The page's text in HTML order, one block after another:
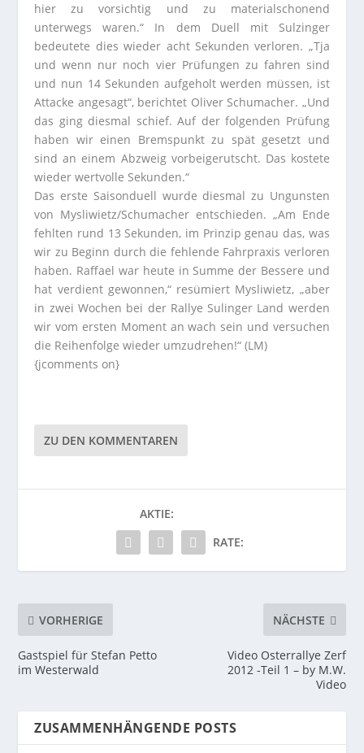
hier zu vorsichtig und zu materialschonend
unterwegs waren.“ In dem Duell mit Sulzinger
bedeutete dies wieder acht Sekunden verloren. „Tja
und wenn nur noch vier Prüfungen zu fahren sind
und nun 14 Sekunden aufgeholt werden müssen, ist
Attacke angesagt“, berichtet Oliver Schumacher. „Und
das ging diesmal schief. Auf der folgenden Prüfung
haben wir einen Bremspunkt zu spät gesetzt und
sind an einem Abzweig vorbeigerutscht. Das kostete
wieder wertvolle Sekunden.“
Das erste Saisonduell wurde diesmal zu Ungunsten
von Mysliwietz/Schumacher entschieden. „Am Ende
fehlten rund 13 Sekunden, im Prinzip genau das, was
wir zu Beginn durch die fehlende Fahrpraxis verloren
haben. Raffael war heute in Summe der Bessere und
hat verdient gewonnen,“ resümiert Mysliwietz, „aber
in zwei Wochen bei der Rallye Sulinger Land werden
wir vom ersten Moment an wach sein und versuchen
die Reihenfolge wieder umzudrehen!“ (LM)
{jcomments on}
ZU DEN KOMMENTAREN
AKTIE:
RATE:
VORHERIGE
Gastspiel für Stefan Petto
im Westerwald
NÄCHSTE
Video Osterrallye Zerf
2012 -Teil 1 – by M.W.
Video
ZUSAMMENHÄNGENDE POSTS